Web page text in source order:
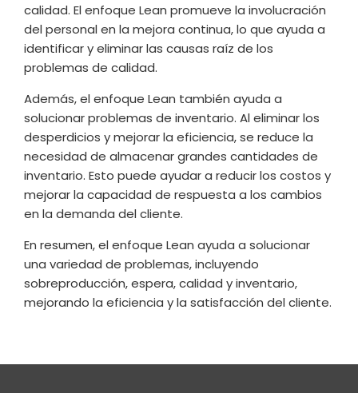
calidad. El enfoque Lean promueve la involucración
del personal en la mejora continua, lo que ayuda a
identificar y eliminar las causas raíz de los
problemas de calidad.
Además, el enfoque Lean también ayuda a
solucionar problemas de inventario. Al eliminar los
desperdicios y mejorar la eficiencia, se reduce la
necesidad de almacenar grandes cantidades de
inventario. Esto puede ayudar a reducir los costos y
mejorar la capacidad de respuesta a los cambios
en la demanda del cliente.
En resumen, el enfoque Lean ayuda a solucionar
una variedad de problemas, incluyendo
sobreproducción, espera, calidad y inventario,
mejorando la eficiencia y la satisfacción del cliente.